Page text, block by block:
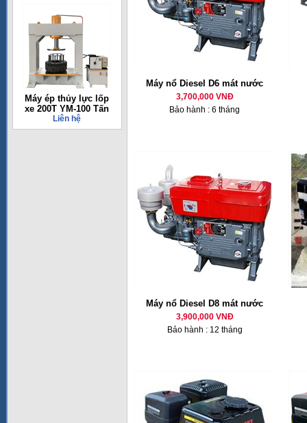
Máy ép thủy lực lốp
xe 200T YM-100 Tấn
Liên hệ
Máy nổ Diesel D6 mát nước
3,700,000 VNĐ
Bảo hành : 6 tháng
Máy nổ Diesel D8 mát nước
3,900,000 VNĐ
Bảo hành : 12 tháng